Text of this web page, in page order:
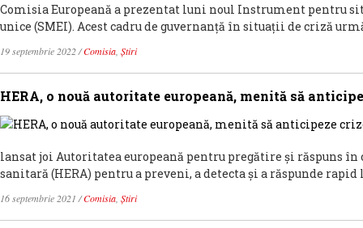
Comisia Europeană a prezentat luni noul Instrument pentru
unice (SMEI). Acest cadru de guvernanță în situații de criză
19 septembrie 2022/Comisia Știri
HERA, o nouă autoritate europeană, menită să
lansat joi Autoritatea europeană pentru pregătire și răspuns în
sanitară (HERA) pentru a preveni, a detecta și a răspunde rapid
16 septembrie 2021 /Comisia Știri